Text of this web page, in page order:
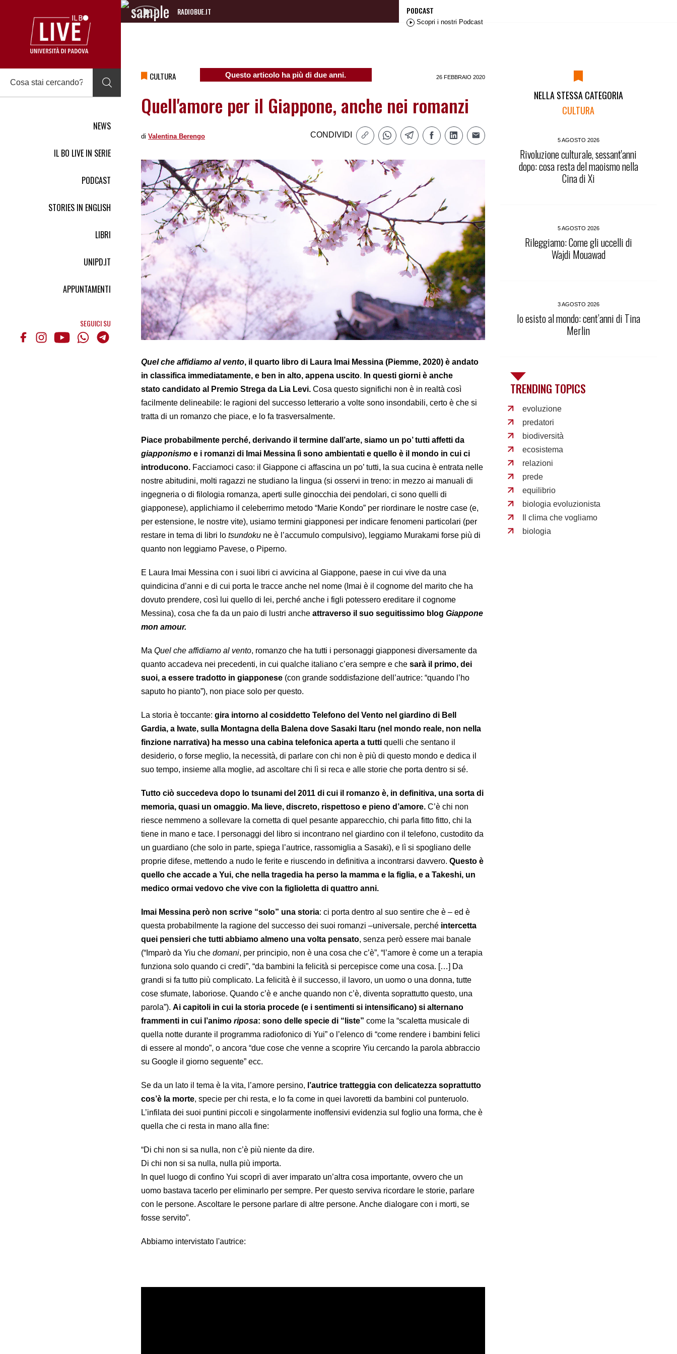
NEWS
IL BO LIVE IN SERIE
PODCAST
STORIES IN ENGLISH
LIBRI
UNIPD.IT
APPUNTAMENTI
SEGUICI SU
RADIOBUE.IT
Audio
PODCAST
Scopri i nostri Podcast
CULTURA Questo articolo ha più di due anni. 26 FEBBRAIO 2020
Quell'amore per il Giappone, anche nei romanzi
di Valentina Berengo CONDIVIDI
Quel che affidiamo al vento, il quarto libro di Laura Imai Messina (Piemme, 2020) è andato
in classifica immediatamente, e ben in alto, appena uscito. In questi giorni è anche
stato candidato al Premio Strega da Lia Levi. Cosa questo significhi non è in realtà così
facilmente delineabile: le ragioni del successo letterario a volte sono insondabili, certo è che si
tratta di un romanzo che piace, e lo fa trasversalmente.
Piace probabilmente perché, derivando il termine dall’arte, siamo un po’ tutti affetti da
giapponismo e i romanzi di Imai Messina lì sono ambientati e quello è il mondo in cui ci
introducono. Facciamoci caso: il Giappone ci affascina un po’ tutti, la sua cucina è entrata nelle
nostre abitudini, molti ragazzi ne studiano la lingua (si osservi in treno: in mezzo ai manuali di
ingegneria o di filologia romanza, aperti sulle ginocchia dei pendolari, ci sono quelli di
giapponese), applichiamo il celeberrimo metodo “Marie Kondo” per riordinare le nostre case (e,
per estensione, le nostre vite), usiamo termini giapponesi per indicare fenomeni particolari (per
restare in tema di libri lo tsundoku ne è l’accumulo compulsivo), leggiamo Murakami forse più di
quanto non leggiamo Pavese, o Piperno.
E Laura Imai Messina con i suoi libri ci avvicina al Giappone, paese in cui vive da una
quindicina d’anni e di cui porta le tracce anche nel nome (Imai è il cognome del marito che ha
dovuto prendere, così lui quello di lei, perché anche i figli potessero ereditare il cognome
Messina), cosa che fa da un paio di lustri anche attraverso il suo seguitissimo blog Giappone
mon amour.
Ma Quel che affidiamo al vento, romanzo che ha tutti i personaggi giapponesi diversamente da
quanto accadeva nei precedenti, in cui qualche italiano c’era sempre e che sarà il primo, dei
suoi, a essere tradotto in giapponese (con grande soddisfazione dell’autrice: “quando l’ho
saputo ho pianto”), non piace solo per questo.
La storia è toccante: gira intorno al cosiddetto Telefono del Vento nel giardino di Bell
Gardia, a Iwate, sulla Montagna della Balena dove Sasaki Itaru (nel mondo reale, non nella
finzione narrativa) ha messo una cabina telefonica aperta a tutti quelli che sentano il
desiderio, o forse meglio, la necessità, di parlare con chi non è più di questo mondo e dedica il
suo tempo, insieme alla moglie, ad ascoltare chi lì si reca e alle storie che porta dentro si sé.
Tutto ciò succedeva dopo lo tsunami del 2011 di cui il romanzo è, in definitiva, una sorta di
memoria, quasi un omaggio. Ma lieve, discreto, rispettoso e pieno d’amore. C’è chi non
riesce nemmeno a sollevare la cornetta di quel pesante apparecchio, chi parla fitto fitto, chi la
tiene in mano e tace. I personaggi del libro si incontrano nel giardino con il telefono, custodito da
un guardiano (che solo in parte, spiega l’autrice, rassomiglia a Sasaki), e lì si spogliano delle
proprie difese, mettendo a nudo le ferite e riuscendo in definitiva a incontrarsi davvero. Questo è
quello che accade a Yui, che nella tragedia ha perso la mamma e la figlia, e a Takeshi, un
medico ormai vedovo che vive con la figlioletta di quattro anni.
Imai Messina però non scrive “solo” una storia: ci porta dentro al suo sentire che è – ed è
questa probabilmente la ragione del successo dei suoi romanzi –universale, perché intercetta
quei pensieri che tutti abbiamo almeno una volta pensato, senza però essere mai banale
(“Imparò da Yiu che domani, per principio, non è una cosa che c’è”, “l’amore è come un a terapia
funziona solo quando ci credi”, “da bambini la felicità si percepisce come una cosa. […] Da
grandi si fa tutto più complicato. La felicità è il successo, il lavoro, un uomo o una donna, tutte
cose sfumate, laboriose. Quando c’è e anche quando non c’è, diventa soprattutto questo, una
parola”). Ai capitoli in cui la storia procede (e i sentimenti si intensificano) si alternano
frammenti in cui l’animo riposa: sono delle specie di “liste” come la “scaletta musicale di
quella notte durante il programma radiofonico di Yui” o l’elenco di “come rendere i bambini felici
di essere al mondo”, o ancora “due cose che venne a scoprire Yiu cercando la parola abbraccio
su Google il giorno seguente” ecc.
Se da un lato il tema è la vita, l’amore persino, l’autrice tratteggia con delicatezza soprattutto
cos’è la morte, specie per chi resta, e lo fa come in quei lavoretti da bambini col punteruolo.
L’infilata dei suoi puntini piccoli e singolarmente inoffensivi evidenzia sul foglio una forma, che è
quella che ci resta in mano alla fine:
“Di chi non si sa nulla, non c’è più niente da dire.
Di chi non si sa nulla, nulla più importa.
In quel luogo di confino Yui scoprì di aver imparato un’altra cosa importante, ovvero che un
uomo bastava tacerlo per eliminarlo per sempre. Per questo serviva ricordare le storie, parlare
con le persone. Ascoltare le persone parlare di altre persone. Anche dialogare con i morti, se
fosse servito”.
Abbiamo intervistato l'autrice:
NELLA STESSA CATEGORIA
CULTURA
5 AGOSTO 2026
Rivoluzione culturale, sessant'anni
dopo: cosa resta del maoismo nella
Cina di Xi
5 AGOSTO 2026
Rileggiamo: Come gli uccelli di
Wajdi Mouawad
3 AGOSTO 2026
Io esisto al mondo: cent’anni di Tina
Merlin
TRENDING TOPICS
evoluzione
predatori
biodiversità
ecosistema
relazioni
prede
equilibrio
biologia evoluzionista
Il clima che vogliamo
biologia